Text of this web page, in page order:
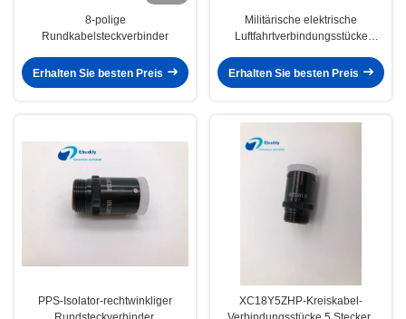
8-polige
Rundkabelsteckverbinder
Erhalten Sie besten Preis
Militärische elektrische
Luftfahrtverbindungsstücke
Beweis-Abdeckung
Erhalten Sie besten Preis
PPS-Isolator-rechtwinkliger
XC18Y5ZHP-Kreiskabel-